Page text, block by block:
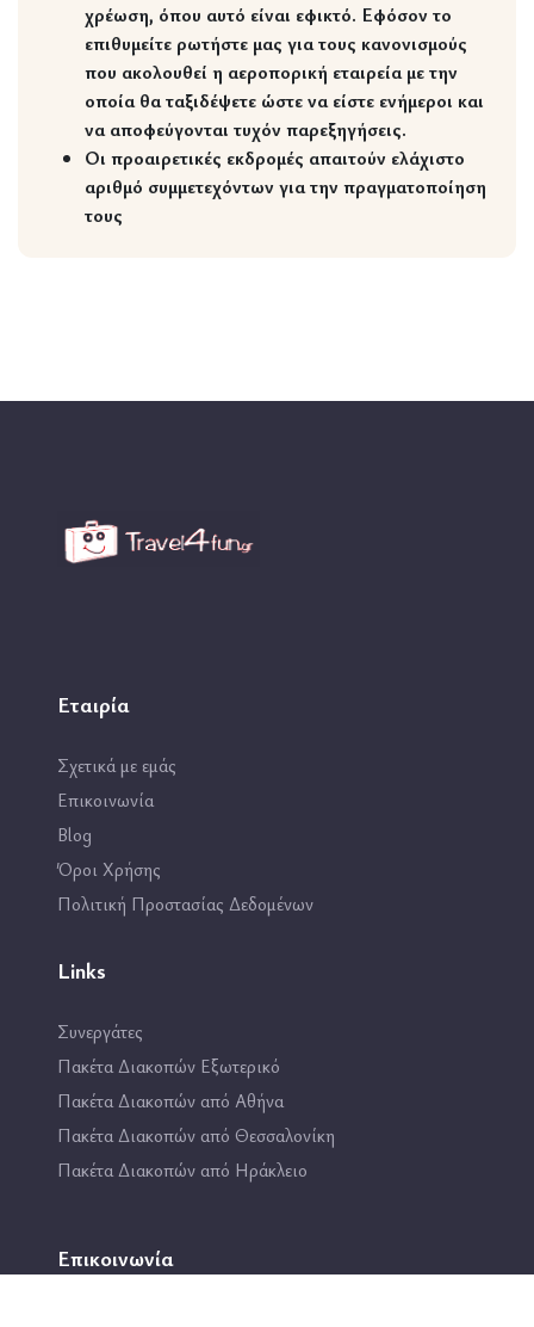
χρέωση, όπου αυτό είναι εφικτό. Εφόσον το
επιθυμείτε ρωτήστε μας για τους κανονισμούς
που ακολουθεί η αεροπορική εταιρεία με την
οποία θα ταξιδέψετε ώστε να είστε ενήμεροι και
να αποφεύγονται τυχόν παρεξηγήσεις.
Οι προαιρετικές εκδρομές απαιτούν ελάχιστο
αριθμό συμμετεχόντων για την πραγματοποίηση
τους
Εταιρία
Σχετικά με εμάς
Επικοινωνία
Blog
Όροι Χρήσης
Πολιτική Προστασίας Δεδομένων
Links
Συνεργάτες
Πακέτα Διακοπών Εξωτερικό
Πακέτα Διακοπών από Αθήνα
Πακέτα Διακοπών από Θεσσαλονίκη
Πακέτα Διακοπών από Ηράκλειο
Επικοινωνία